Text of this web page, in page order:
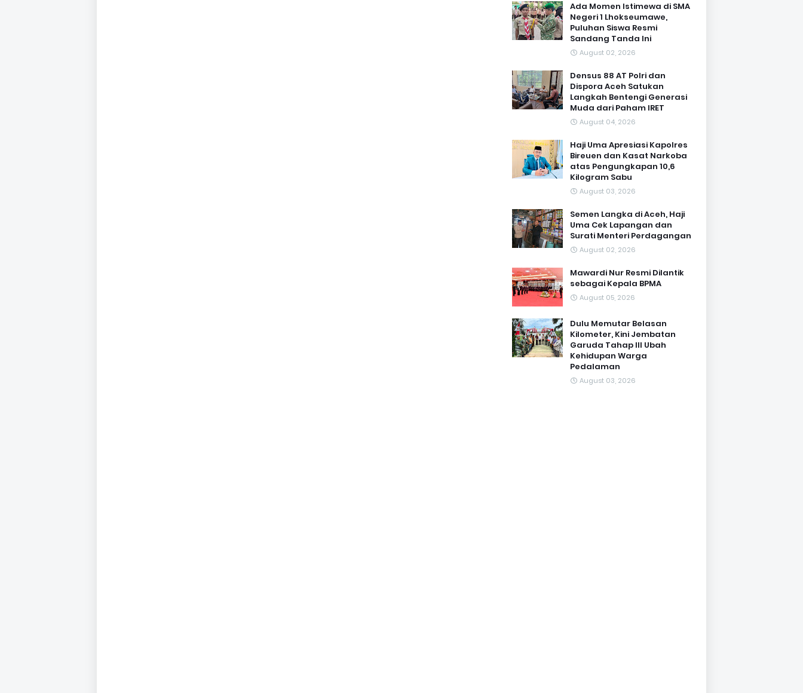
Ada Momen Istimewa di SMA
Negeri 1 Lhokseumawe,
Puluhan Siswa Resmi
Sandang Tanda Ini
August 02, 2026
Densus 88 AT Polri dan
Dispora Aceh Satukan
Langkah Bentengi Generasi
Muda dari Paham IRET
August 04, 2026
Haji Uma Apresiasi Kapolres
Bireuen dan Kasat Narkoba
atas Pengungkapan 10,6
Kilogram Sabu
August 03, 2026
Semen Langka di Aceh, Haji
Uma Cek Lapangan dan
Surati Menteri Perdagangan
August 02, 2026
Mawardi Nur Resmi Dilantik
sebagai Kepala BPMA
August 05, 2026
Dulu Memutar Belasan
Kilometer, Kini Jembatan
Garuda Tahap III Ubah
Kehidupan Warga
Pedalaman ‎
August 03, 2026